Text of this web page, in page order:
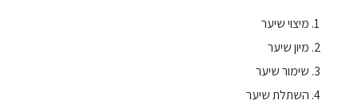
מיצוי שיער
מיון שיער
שימור שיער
השתלת שיער